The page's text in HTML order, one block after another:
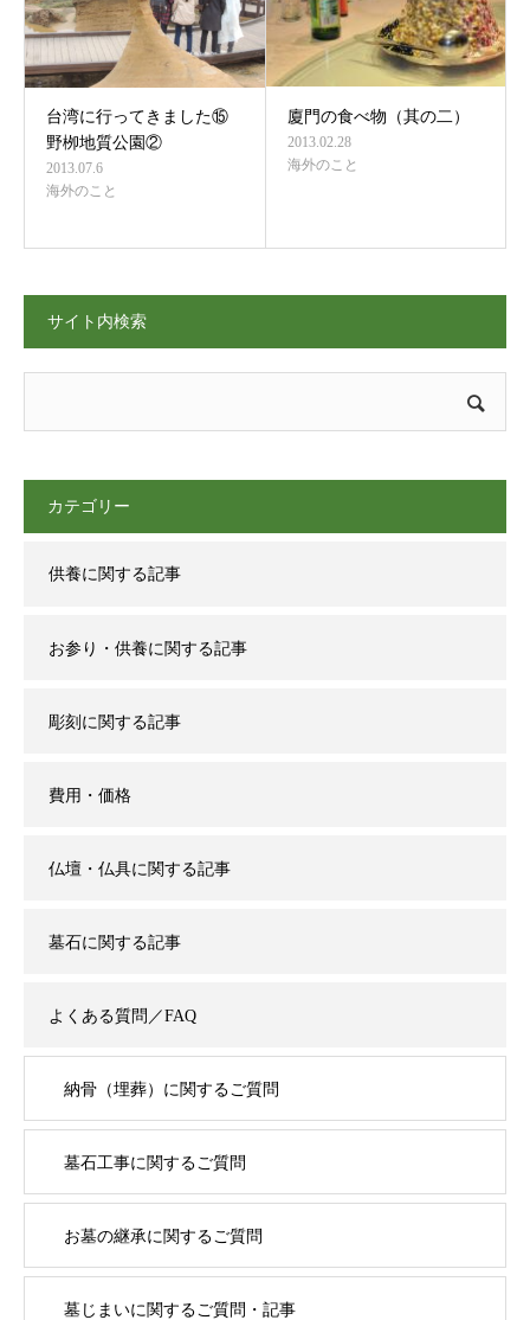
台湾に行ってきました⑮
野栁地質公園②
2013.07.6
海外のこと
廈門の食べ物（其の二）
2013.02.28
海外のこと
サイト内検索
カテゴリー
供養に関する記事
お参り・供養に関する記事
彫刻に関する記事
費用・価格
仏壇・仏具に関する記事
墓石に関する記事
よくある質問／FAQ
納骨（埋葬）に関するご質問
墓石工事に関するご質問
お墓の継承に関するご質問
墓じまいに関するご質問・記事